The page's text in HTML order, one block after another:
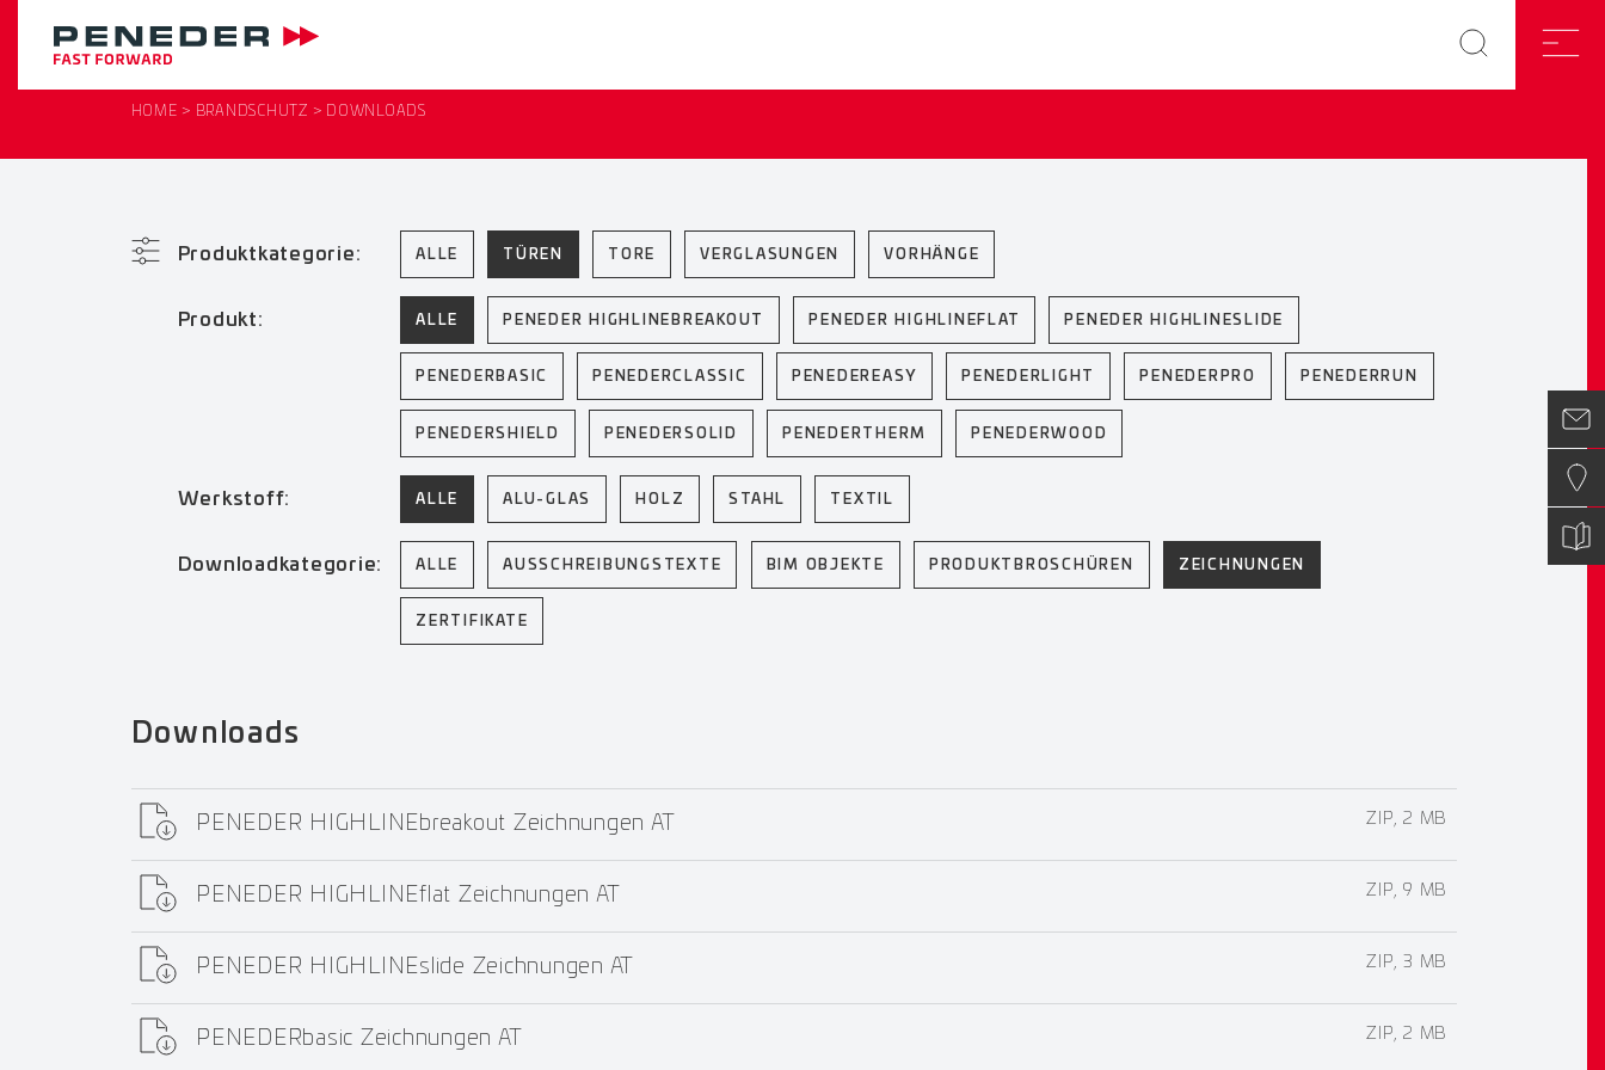
HOME BRANDSCHUTZ DOWNLOADS
Produktkategorie: ALLE TÜREN TORE VERGLASUNGEN VORHÄNGE
Produkt: ALLE PENEDER HIGHLINEBREAKOUT PENEDER HIGHLINEFLAT PENEDER HIGHLINESLIDE
PENEDERBASIC PENEDERCLASSIC PENEDEREASY PENEDERLIGHT PENEDERPRO PENEDERRUN
PENEDERSHIELD PENEDERSOLID PENEDERTHERM PENEDERWOOD
Werkstoff: ALLE ALU-GLAS HOLZ STAHL TEXTIL
Downloadkategorie: ALLE AUSSCHREIBUNGSTEXTE BIM OBJEKTE PRODUKTBROSCHÜREN ZEICHNUNGEN
ZERTIFIKATE
Downloads
PENEDER HIGHLINEbreakout Zeichnungen AT ZIP, 2 MB
PENEDER HIGHLINEflat Zeichnungen AT ZIP, 9 MB
PENEDER HIGHLINEslide Zeichnungen AT ZIP, 3 MB
PENEDERbasic Zeichnungen AT ZIP, 2 MB